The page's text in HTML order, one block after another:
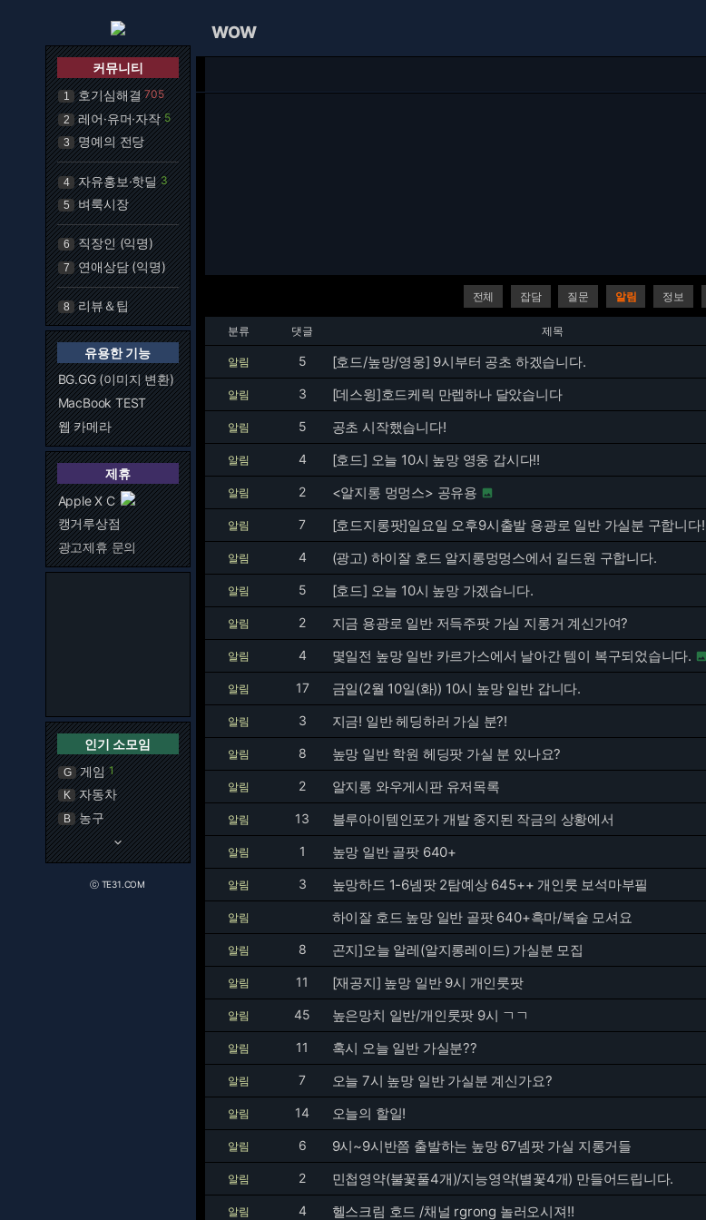
커뮤니티
1 호기심해결 705
2 레어·유머·자작 5
3 명예의 전당
4 자유홍보·핫딜 3
5 벼룩시장
6 직장인 (익명)
7 연애상담 (익명)
8 리뷰＆팁
유용한 기능
BG.GG (이미지 변환)
MacBook TEST
웹 카메라
제휴
Apple X C
캥거루상점
광고제휴 문의
인기 소모임
G 게임 1
K 자동차
B 농구
keyboard_arrow_down
ⓒ TE31.COM
WOW
전체 잡담 질문 알림 정보
분류 댓글 제목
알림 5 [호드/높망/영웅] 9시부터 공초 하겠습니다.
알림 3 [데스윙]호드케릭 만렙하나 달았습니다
알림 5 공초 시작했습니다!
알림 4 [호드] 오늘 10시 높망 영웅 갑시다!!
알림 2 <알지롱 멍멍스> 공유용 
알림 7 [호드지롱팟]일요일 오후9시출발 용광로 일반 가실분 구합니다!
알림 4 (광고) 하이잘 호드 알지롱멍멍스에서 길드원 구합니다.
알림 5 [호드] 오늘 10시 높망 가겠습니다.
알림 2 지금 용광로 일반 저득주팟 가실 지롱거 계신가여?
알림 4 몇일전 높망 일반 카르가스에서 날아간 템이 복구되었습니다. 
알림 17 금일(2월 10일(화)) 10시 높망 일반 갑니다.
알림 3 지금! 일반 헤딩하러 가실 분?!
알림 8 높망 일반 학원 헤딩팟 가실 분 있나요?
알림 2 알지롱 와우게시판 유저목록
알림 13 블루아이템인포가 개발 중지된 작금의 상황에서
알림 1 높망 일반 골팟 640+
알림 3 높망하드 1-6넴팟 2탐예상 645++ 개인룻 보석마부필
알림 하이잘 호드 높망 일반 골팟 640+흑마/복술 모셔요
알림 8 곤지]오늘 알레(알지롱레이드) 가실분 모집
알림 11 [재공지] 높망 일반 9시 개인룻팟
알림 45 높은망치 일반/개인룻팟 9시 ㄱㄱ
알림 11 혹시 오늘 일반 가실분??
알림 7 오늘 7시 높망 일반 가실분 계신가요?
알림 14 오늘의 할일!
알림 6 9시~9시반쯤 출발하는 높망 67넴팟 가실 지롱거들
알림 2 민첩영약(불꽃풀4개)/지능영약(별꽃4개) 만들어드립니다.
알림 4 헬스크림 호드 /채널 rgrong 놀러오시져!!